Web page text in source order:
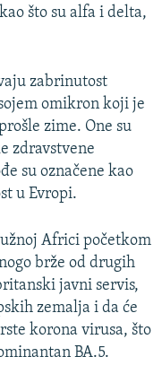
što su alfa i delta,
zabrinutost
omikron koji je
zime. One su
zdravstvene
su označene kao
u Evropi.
Africi početkom
brže od drugih
javni servis,
zemalja i da će
korona virusa, što
BA.5.